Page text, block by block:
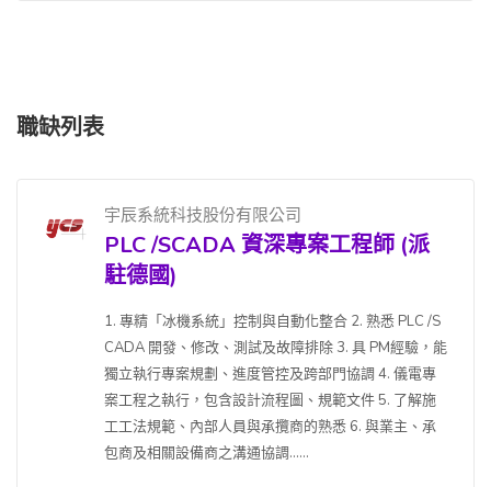
職缺列表
宇辰系統科技股份有限公司
PLC /SCADA 資深專案工程師 (派
駐德國)
1. 專精「冰機系統」控制與自動化整合 2. 熟悉 PLC /S
CADA 開發、修改、測試及故障排除 3. 具 PM經驗，能
獨立執行專案規劃、進度管控及跨部門協調 4. 儀電專
案工程之執行，包含設計流程圖、規範文件 5. 了解施
工工法規範、內部人員與承攬商的熟悉 6. 與業主、承
包商及相關設備商之溝通協調......